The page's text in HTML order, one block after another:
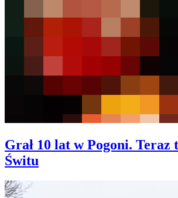
Grał 10 lat w Pogoni. Teraz
Świtu